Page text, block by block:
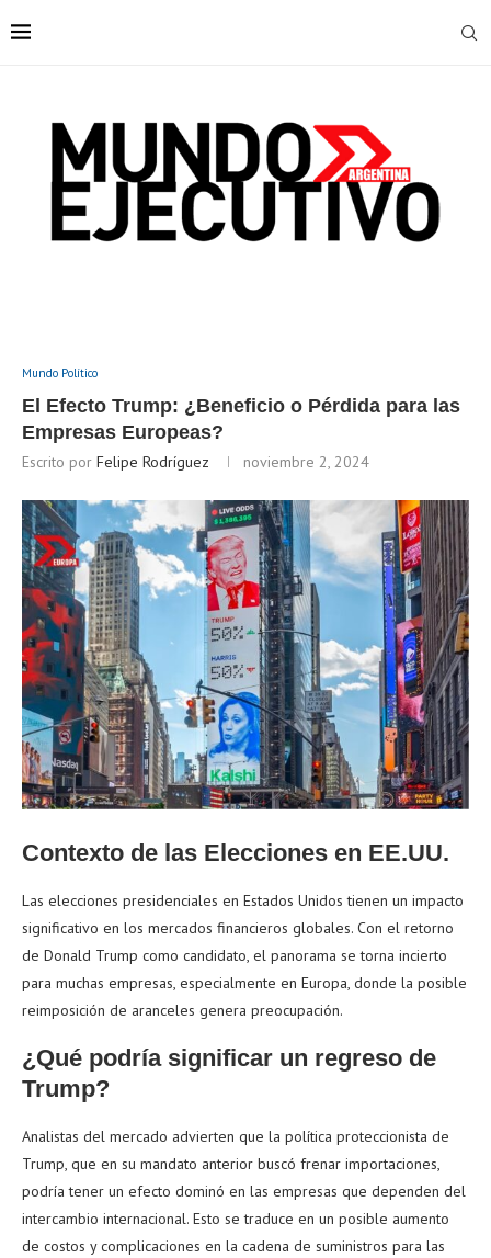
Mundo Político
El Efecto Trump: ¿Beneficio o Pérdida para las
Empresas Europeas?
Escrito por Felipe Rodríguez noviembre 2, 2024
Contexto de las Elecciones en EE.UU.
Las elecciones presidenciales en Estados Unidos tienen un impacto
significativo en los mercados financieros globales. Con el retorno
de Donald Trump como candidato, el panorama se torna incierto
para muchas empresas, especialmente en Europa, donde la posible
reimposición de aranceles genera preocupación.
¿Qué podría significar un regreso de
Trump?
Analistas del mercado advierten que la política proteccionista de
Trump, que en su mandato anterior buscó frenar importaciones,
podría tener un efecto dominó en las empresas que dependen del
intercambio internacional. Esto se traduce en un posible aumento
de costos y complicaciones en la cadena de suministros para las